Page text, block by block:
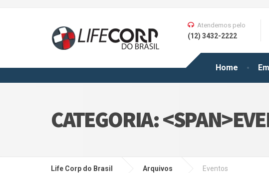
Home
Atendemos pelo
(12) 3432-2222
CATEGORIA:
Life Corp do Brasil Arquivos Eventos